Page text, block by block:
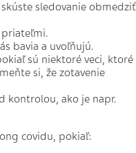
sledovanie obmedziť
bavia a uvoľňujú.
sú niektoré veci, ktoré
si, že zotavenie
kontrolou, ako je napr.
covidu, pokiaľ: